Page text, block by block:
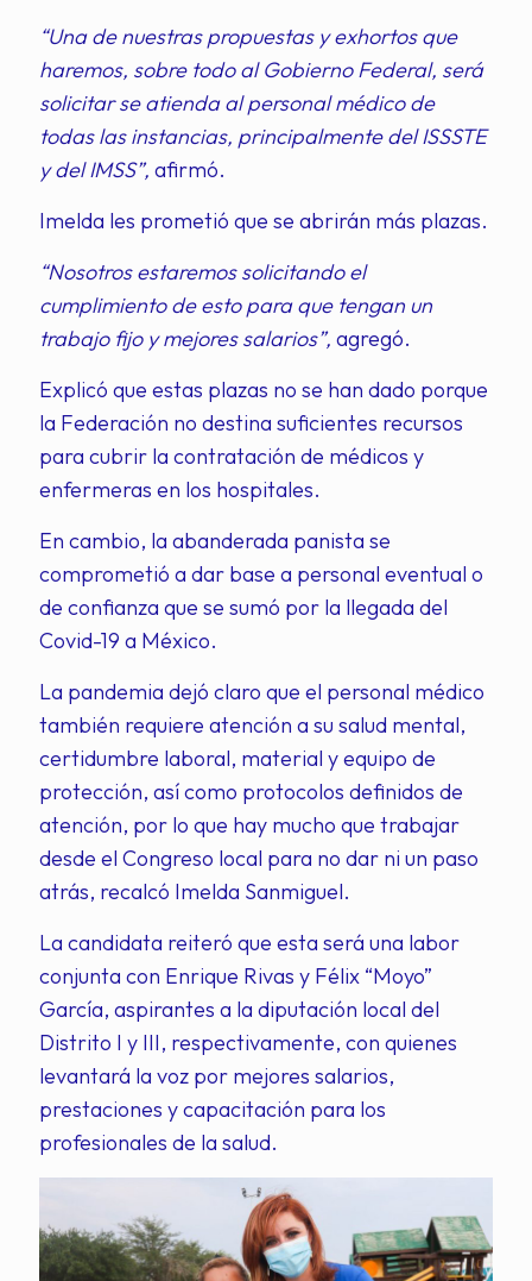
“Una de nuestras propuestas y exhortos que
haremos, sobre todo al Gobierno Federal, será
solicitar se atienda al personal médico de
todas las instancias, principalmente del ISSSTE
y del IMSS”, afirmó.
Imelda les prometió que se abrirán más plazas.
“Nosotros estaremos solicitando el
cumplimiento de esto para que tengan un
trabajo fijo y mejores salarios”, agregó.
Explicó que estas plazas no se han dado porque
la Federación no destina suficientes recursos
para cubrir la contratación de médicos y
enfermeras en los hospitales.
En cambio, la abanderada panista se
comprometió a dar base a personal eventual o
de confianza que se sumó por la llegada del
Covid-19 a México.
La pandemia dejó claro que el personal médico
también requiere atención a su salud mental,
certidumbre laboral, material y equipo de
protección, así como protocolos definidos de
atención, por lo que hay mucho que trabajar
desde el Congreso local para no dar ni un paso
atrás, recalcó Imelda Sanmiguel.
La candidata reiteró que esta será una labor
conjunta con Enrique Rivas y Félix “Moyo”
García, aspirantes a la diputación local del
Distrito I y III, respectivamente, con quienes
levantará la voz por mejores salarios,
prestaciones y capacitación para los
profesionales de la salud.